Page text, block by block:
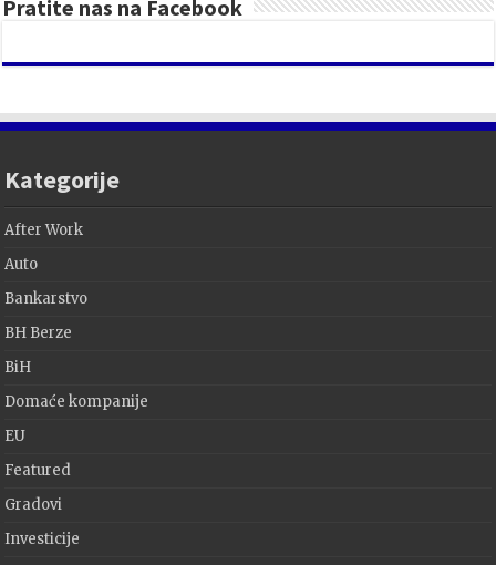
Pratite nas na Facebook
Kategorije
After Work
Auto
Bankarstvo
BH Berze
BiH
Domaće kompanije
EU
Featured
Gradovi
Investicije